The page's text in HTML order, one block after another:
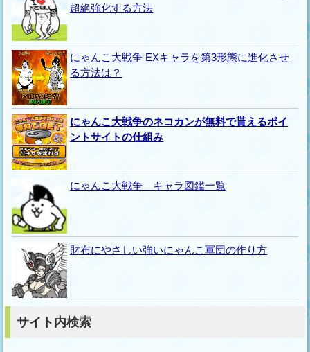
超絶強化する方法
にゃんこ大戦争 EXキャラを第3形態に進化させ
る方法は？
にゃんこ大戦争のネコカンが無料で貰えるポイ
ントサイトの仕組み
にゃんこ大戦争 キャラ図鑑一覧
財布にやさしい強いにゃんこ軍団の作り方
サイト内検索